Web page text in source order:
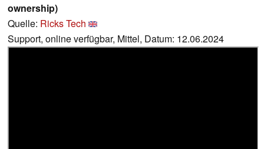
ownership)
Quelle: Ricks Tech
Support, online verfügbar, Mittel, Datum: 12.06.2024